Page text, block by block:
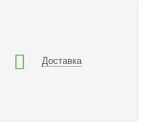
Доставка